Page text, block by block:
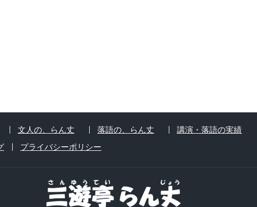
文人の、らん丈 落語の、らん丈 講演・落語の実績
プライバシーポリシー